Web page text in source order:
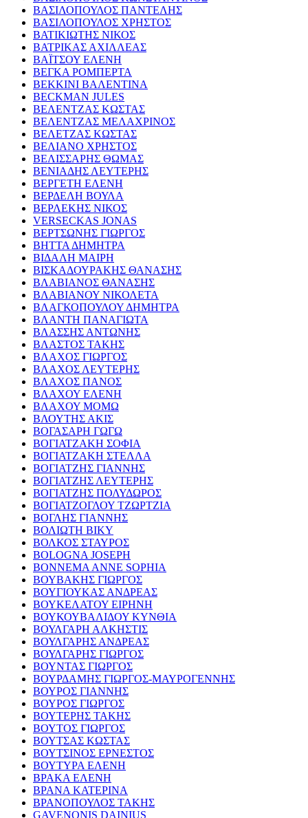
ΒΑΣΙΛΟΠΟΥΛΟΣ ΠΑΝΤΕΛΗΣ
ΒΑΣΙΛΟΠΟΥΛΟΣ ΧΡΗΣΤΟΣ
ΒΑΤΙΚΙΩΤΗΣ ΝΙΚΟΣ
ΒΑΤΡΙΚΑΣ ΑΧΙΛΛΕΑΣ
ΒΑΪΤΣΟΥ ΕΛΕΝΗ
ΒΕΓΚΑ ΡΟΜΠΕΡΤΑ
ΒΕΚΚΙΝΙ ΒΑΛΕΝΤΙΝΑ
BECKMAN JULES
ΒΕΛΕΝΤΖΑΣ ΚΩΣΤΑΣ
ΒΕΛΕΝΤΖΑΣ ΜΕΛΑΧΡΙΝΟΣ
ΒΕΛΕΤΖΑΣ ΚΩΣΤΑΣ
ΒΕΛΙΑΝΟ ΧΡΗΣΤΟΣ
ΒΕΛΙΣΣΑΡΗΣ ΘΩΜΑΣ
ΒΕΝΙΑΔΗΣ ΛΕΥΤΕΡΗΣ
ΒΕΡΓΕΤΗ ΕΛΕΝΗ
ΒΕΡΔΕΛΗ ΒΟΥΛΑ
ΒΕΡΛΕΚΗΣ ΝΙΚΟΣ
VERSECKAS JONAS
ΒΕΡΤΣΩΝΗΣ ΓΙΩΡΓΟΣ
ΒΗΤΤΑ ΔΗΜΗΤΡΑ
ΒΙΔΑΛΗ ΜΑΙΡΗ
ΒΙΣΚΑΔΟΥΡΑΚΗΣ ΘΑΝΑΣΗΣ
ΒΛΑΒΙΑΝΟΣ ΘΑΝΑΣΗΣ
ΒΛΑΒΙΑΝΟΥ ΝΙΚΟΛΕΤΑ
ΒΛΑΓΚΟΠΟΥΛΟΥ ΔΗΜΗΤΡΑ
ΒΛΑΝΤΗ ΠΑΝΑΓΙΩΤΑ
ΒΛΑΣΣΗΣ ΑΝΤΩΝΗΣ
ΒΛΑΣΤΟΣ ΤΑΚΗΣ
ΒΛΑΧΟΣ ΓΙΩΡΓΟΣ
ΒΛΑΧΟΣ ΛΕΥΤΕΡΗΣ
ΒΛΑΧΟΣ ΠΑΝΟΣ
ΒΛΑΧΟΥ ΕΛΕΝΗ
ΒΛΑΧΟΥ ΜΟΜΩ
ΒΛΟΥΤΗΣ ΑΚΙΣ
ΒΟΓΑΣΑΡΗ ΓΩΓΩ
ΒΟΓΙΑΤΖΑΚΗ ΣΟΦΙΑ
ΒΟΓΙΑΤΖΑΚΗ ΣΤΕΛΛΑ
ΒΟΓΙΑΤΖΗΣ ΓΙΑΝΝΗΣ
ΒΟΓΙΑΤΖΗΣ ΛΕΥΤΕΡΗΣ
ΒΟΓΙΑΤΖΗΣ ΠΟΛΥΔΩΡΟΣ
ΒΟΓΙΑΤΖΟΓΛΟΥ ΤΖΩΡΤΖΙΑ
ΒΟΓΛΗΣ ΓΙΑΝΝΗΣ
ΒΟΛΙΩΤΗ ΒΙΚΥ
ΒΟΛΚΟΣ ΣΤΑΥΡΟΣ
BOLOGNA JOSEPH
BONNEMA ANNE SOPHIA
ΒΟΥΒΑΚΗΣ ΓΙΩΡΓΟΣ
ΒΟΥΓΙΟΥΚΑΣ ΑΝΔΡΕΑΣ
ΒΟΥΚΕΛΑΤΟΥ ΕΙΡΗΝΗ
ΒΟΥΚΟΥΒΑΛΙΔΟΥ ΚΥΝΘΙΑ
ΒΟΥΛΓΑΡΗ ΑΛΚΗΣΤΙΣ
ΒΟΥΛΓΑΡΗΣ ΑΝΔΡΕΑΣ
ΒΟΥΛΓΑΡΗΣ ΓΙΩΡΓΟΣ
ΒΟΥΝΤΑΣ ΓΙΩΡΓΟΣ
ΒΟΥΡΔΑΜΗΣ ΓΙΩΡΓΟΣ-ΜΑΥΡΟΓΕΝΝΗΣ
ΒΟΥΡΟΣ ΓΙΑΝΝΗΣ
ΒΟΥΡΟΣ ΓΙΩΡΓΟΣ
ΒΟΥΤΕΡΗΣ ΤΑΚΗΣ
ΒΟΥΤΟΣ ΓΙΩΡΓΟΣ
ΒΟΥΤΣΑΣ ΚΩΣΤΑΣ
ΒΟΥΤΣΙΝΟΣ ΕΡΝΕΣΤΟΣ
ΒΟΥΤΥΡΑ ΕΛΕΝΗ
ΒΡΑΚΑ ΕΛΕΝΗ
ΒΡΑΝΑ ΚΑΤΕΡΙΝΑ
ΒΡΑΝΟΠΟΥΛΟΣ ΤΑΚΗΣ
GAVENONIS DAINIUS